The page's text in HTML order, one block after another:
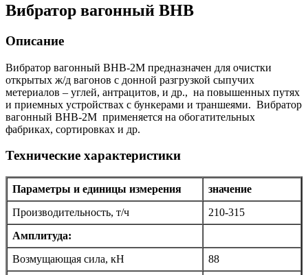
Вибратор вагонный ВНВ
Описание
Вибратор вагонный ВНВ-2М предназначен для очистки
открытых ж/д вагонов с донной разгрузкой сыпучих
метериалов – углей, антрацитов, и др., на повышенных путях
и приемных устройствах с бункерами и траншеями. Вибратор
вагонный ВНВ-2М применяется на обогатительных
фабриках, сортировках и др.
Технические характеристики
Параметры и единицы измерения
значение
Производительность, т/ч
210-315
Амплитуда:
Возмущающая сила, кН
88